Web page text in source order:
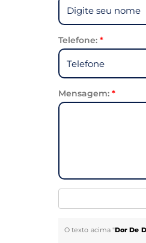
Telefone:*
Mensagem:*
O texto acima "Dor De